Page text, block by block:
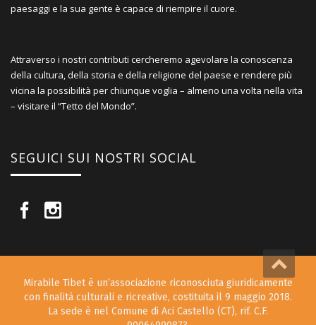
paesaggi e la sua gente è capace di riempire il cuore.
Attraverso i nostri contributi cercheremo agevolare la conoscenza
della cultura, della storia e della religione del paese e rendere più
vicina la possibilità per chiunque voglia – almeno una volta nella vita
– visitare il “Tetto del Mondo”.
SEGUICI SUI NOSTRI SOCIAL
Mirabile Tibet è un’associazione riconosciuta giuridicamente
con finalità culturali e ricreative, costituita il 9 maggio 2018.
La sede è nel Comune di Aci Castello (CT), rif. C.F.